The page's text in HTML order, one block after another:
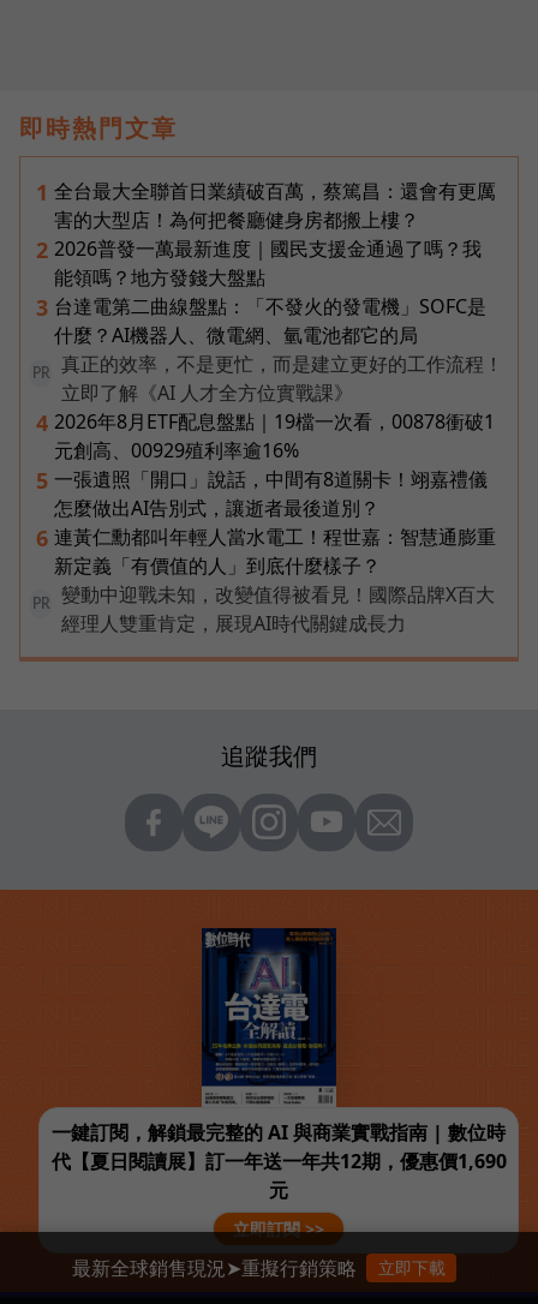
即時熱門文章
1 全台最大全聯首日業績破百萬，蔡篤昌：還會有更厲
害的大型店！為何把餐廳健身房都搬上樓？
2 2026普發一萬最新進度｜國民支援金通過了嗎？我
能領嗎？地方發錢大盤點
3 台達電第二曲線盤點：「不發火的發電機」SOFC是
什麼？AI機器人、微電網、氫電池都它的局
PR
真正的效率，不是更忙，而是建立更好的工作流程！
立即了解《AI 人才全方位實戰課》
4 2026年8月ETF配息盤點｜19檔一次看，00878衝破1
元創高、00929殖利率逾16%
5 一張遺照「開口」說話，中間有8道關卡！翊嘉禮儀
怎麼做出AI告別式，讓逝者最後道別？
6 連黃仁勳都叫年輕人當水電工！程世嘉：智慧通膨重
新定義「有價值的人」到底什麼樣子？
PR
變動中迎戰未知，改變值得被看見！國際品牌X百大
經理人雙重肯定，展現AI時代關鍵成長力
追蹤我們
一鍵訂閱，解鎖最完整的 AI 與商業實戰指南 | 數位時
代【夏日閱讀展】訂一年送一年共12期，優惠價1,690
元
立即訂閱 >>
最新全球銷售現況➤重擬行銷策略 立即下載